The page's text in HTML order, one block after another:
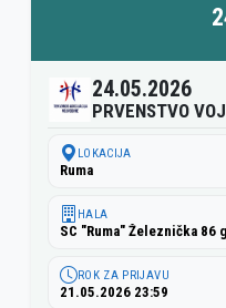
24.05.2026
PRVENSTVO
LOKACIJA
Ruma
HALA
SC "Ruma" Železnička 86 g
ROK ZA PRIJAVU
21.05.2026 23:59